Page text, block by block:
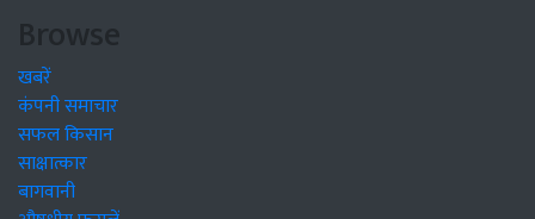
Browse
खबरें
कंपनी समाचार
सफल किसान
साक्षात्कार
बागवानी